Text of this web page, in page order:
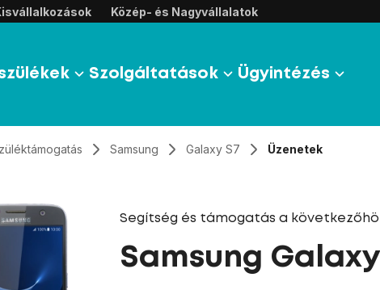
Közép- és Nagyvállalatok
Szolgáltatások Ügyintézés
Samsung Galaxy S7 Üzenetek
Segítség és támogatás a
Samsung Galaxy